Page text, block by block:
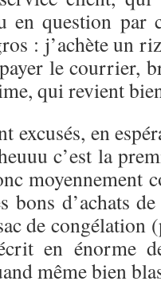
en question
: j’achète un
le courrier,
qui revient
excusés, en
c’est la
moyennement
bons d’achats
de congélation
en énorme
même bien